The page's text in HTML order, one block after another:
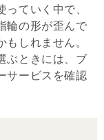
ていく中で、
輪の形が歪んで
しれません。
ぶときには、ブ
サービスを確認